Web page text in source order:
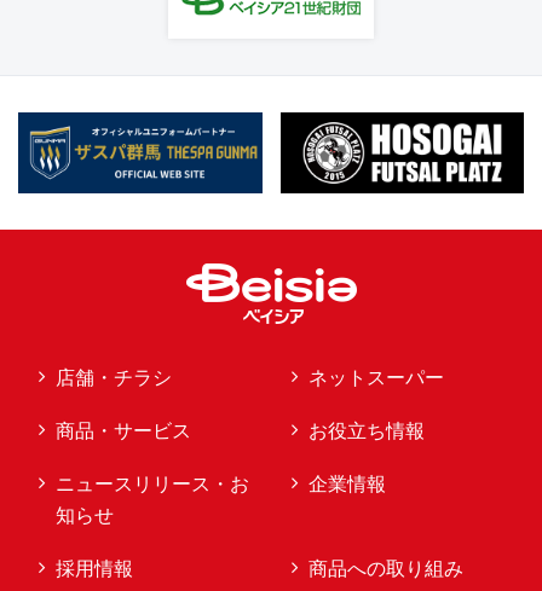
店舗・チラシ ネットスーパー
商品・サービス お役立ち情報
ニュースリリース・お
知らせ
企業情報
採用情報 商品への取り組み